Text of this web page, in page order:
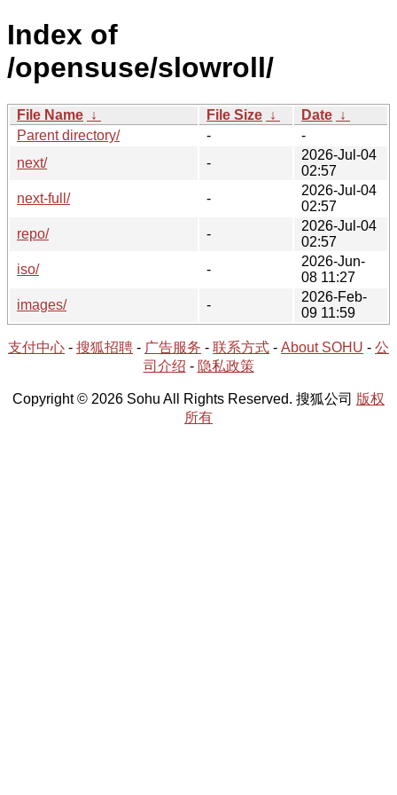
Index of
/opensuse/slowroll/
File Name ↓ File Size ↓ Date ↓
Parent directory/
-
-
next/
-
2026-Jul-04
02:57
next-full/
-
2026-Jul-04
02:57
repo/
-
2026-Jul-04
02:57
iso/
-
2026-Jun-
08 11:27
images/
-
2026-Feb-
09 11:59
支付中心 - 搜狐招聘 - 广告服务 - 联系方式 - About SOHU - 公
司介绍 - 隐私政策
Copyright © 2026 Sohu All Rights Reserved. 搜狐公司 版权
所有